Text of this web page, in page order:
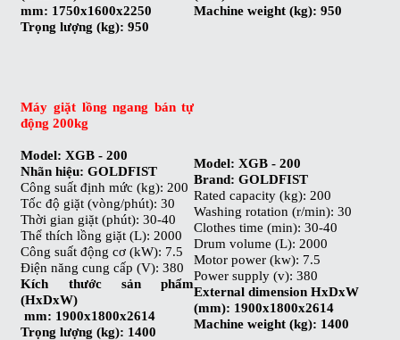
mm: 1750x1600x2250
Trọng lượng (kg): 950
Machine weight (kg): 950
Máy giặt lồng ngang bán tự
động 200kg
Model: XGB - 200
Nhãn hiệu: GOLDFIST
Công suất định mức (kg): 200
Tốc độ giặt (vòng/phút): 30
Thời gian giặt (phút): 30-40
Thể thích lồng giặt (L): 2000
Công suất động cơ (kW): 7.5
Điện năng cung cấp (V): 380
Kích thước sản phẩm
(HxDxW)
mm: 1900x1800x2614
Trọng lượng (kg): 1400
Model: XGB - 200
Brand: GOLDFIST
Rated capacity (kg): 200
Washing rotation (r/min): 30
Clothes time (min): 30-40
Drum volume (L): 2000
Motor power (kw): 7.5
Power supply (v): 380
External dimension HxDxW
(mm): 1900x1800x2614
Machine weight (kg): 1400